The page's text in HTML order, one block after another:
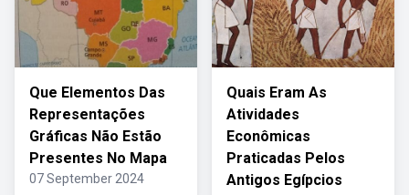
Que Elementos Das
Representações
Gráficas Não Estão
Presentes No Mapa
07 September 2024
Quais Eram As
Atividades
Econômicas
Praticadas Pelos
Antigos Egípcios